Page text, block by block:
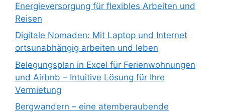
Energieversorgung für flexibles Arbeiten und
Reisen
Digitale Nomaden: Mit Laptop und Internet
ortsunabhängig arbeiten und leben
Belegungsplan in Excel für Ferienwohnungen
und Airbnb – Intuitive Lösung für Ihre
Vermietung
Bergwandern – eine atemberaubende